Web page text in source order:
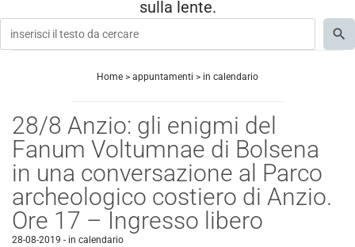
sulla lente.
Home > appuntamenti > in calendario
28/8 Anzio: gli enigmi del
Fanum Voltumnae di Bolsena
in una conversazione al Parco
archeologico costiero di Anzio.
Ore 17 – Ingresso libero
28-08-2019 - in calendario